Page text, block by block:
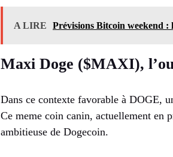
A LIRE Prévisions Bitcoin weekend :
Maxi Doge ($MAXI),
Dans ce contexte favorable à DOGE,
Ce meme coin canin, actuellement en
ambitieuse de Dogecoin.